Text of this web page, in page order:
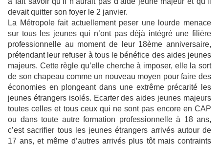
devait quitter son foyer le 2 janvier.
La Métropole fait actuellement peser une lourde menace
sur tous les jeunes qui n’ont pas déjà intégré une filière
professionnelle au moment de leur 18ème anniversaire,
prétendant leur refuser à tous le bénéfice des aides jeunes
majeurs. Cette règle qu’elle cherche à imposer, elle la sort
de son chapeau comme un nouveau moyen pour faire des
économies en plongeant dans une extrême précarité les
jeunes étrangers isolés. Ecarter des aides jeunes majeurs
toutes celles et tous ceux qui ne sont pas encore en CAP
ou dans toute autre formation professionnelle à 18 ans,
c’est sacrifier tous les jeunes étrangers arrivés autour de
17 ans, et même d’autres arrivés plus tôt mais contraints